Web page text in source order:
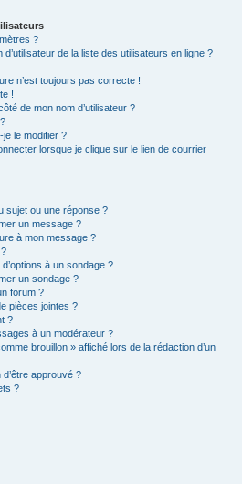
?
de la liste des utilisateurs en ligne ?
n’est toujours pas correcte !
!
de mon nom d’utilisateur ?
le modifier ?
lorsque je clique sur le lien de courrier
sujet ou une réponse ?
un message ?
à mon message ?
à un sondage ?
un sondage ?
forum ?
pièces jointes ?
?
à un modérateur ?
brouillon » affiché lors de la rédaction d’un
approuvé ?
?